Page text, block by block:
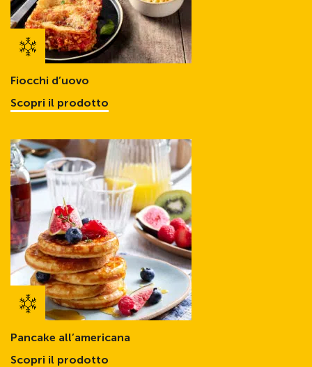
Fiocchi d’uovo
Scopri il prodotto
Pancake all’americana
Scopri il prodotto